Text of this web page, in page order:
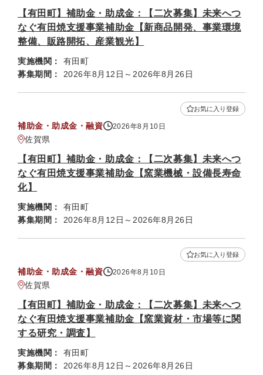
【有田町】補助金・助成金：【二次募集】未来へつ
なぐ有田焼支援事業補助金【新商品開発、事業環境
整備、販路開拓、産業観光】
実施機関：
有田町
募集期間：
2026年8月12日～2026年8月26日
補助金・助成金・融資 2026年8月10日
佐賀県
お気に入り登録
【有田町】補助金・助成金：【二次募集】未来へつ
なぐ有田焼支援事業補助金【窯業機械・設備長寿命
化】
実施機関：
有田町
募集期間：
2026年8月12日～2026年8月26日
補助金・助成金・融資 2026年8月10日
佐賀県
お気に入り登録
【有田町】補助金・助成金：【二次募集】未来へつ
なぐ有田焼支援事業補助金【窯業資材・市場等に関
する研究・調査】
実施機関：
有田町
募集期間：
2026年8月12日～2026年8月26日